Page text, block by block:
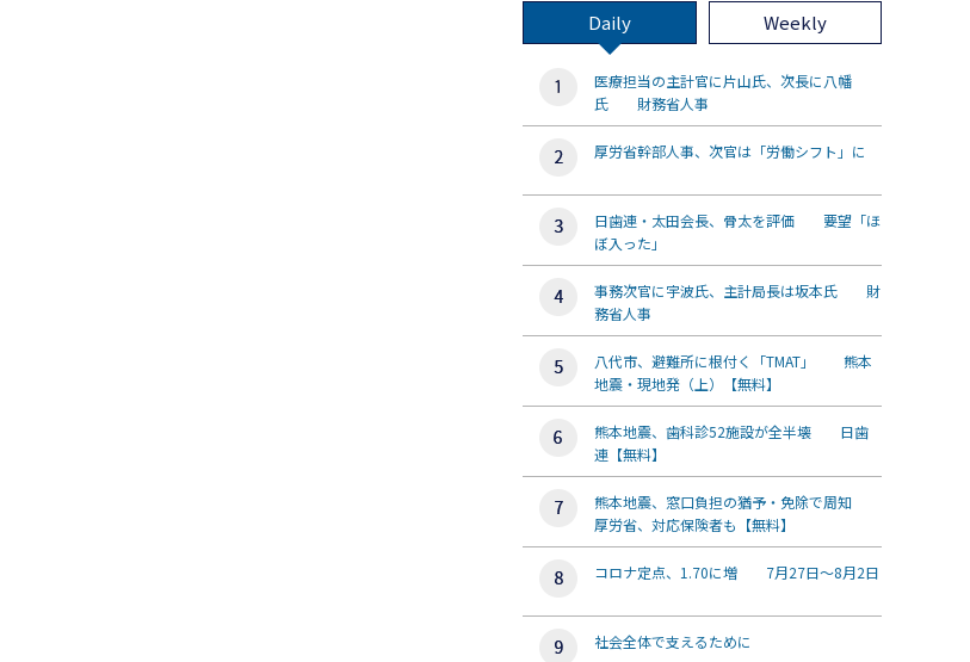
Daily Weekly
医療担当の主計官に片山氏、次長に八幡
氏 財務省人事
厚労省幹部人事、次官は「労働シフト」に
日歯連・太田会長、骨太を評価 要望「ほ
ぼ入った」
事務次官に宇波氏、主計局長は坂本氏 財
務省人事
八代市、避難所に根付く「TMAT」 熊本
地震・現地発（上）【無料】
熊本地震、歯科診52施設が全半壊 日歯
連【無料】
熊本地震、窓口負担の猶予・免除で周知
厚労省、対応保険者も【無料】
コロナ定点、1.70に増 7月27日～8月2日
社会全体で支えるために